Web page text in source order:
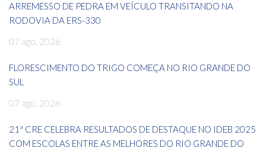
ARREMESSO DE PEDRA EM VEÍCULO TRANSITANDO NA
RODOVIA DA ERS-330
07 ago, 2026
FLORESCIMENTO DO TRIGO COMEÇA NO RIO GRANDE DO
SUL
07 ago, 2026
21ª CRE CELEBRA RESULTADOS DE DESTAQUE NO IDEB 2025
COM ESCOLAS ENTRE AS MELHORES DO RIO GRANDE DO